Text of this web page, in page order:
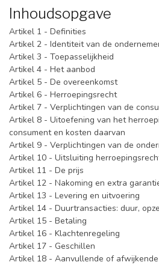
Inhoudsopgave
Artikel 1 - Definities
Artikel 2 - Identiteit van de
Artikel 3 - Toepasselijkheid
Artikel 4 - Het aanbod
Artikel 5 - De overeenkomst
Artikel 6 - Herroepingsrecht
Artikel 7 - Verplichtingen van de
Artikel 8 - Uitoefening van het
consument en kosten daarvan
Artikel 9 - Verplichtingen van de
Artikel 10 - Uitsluiting
Artikel 11 - De prijs
Artikel 12 - Nakoming en extra
Artikel 13 - Levering en uitvoering
Artikel 14 - Duurtransacties: duur,
Artikel 15 - Betaling
Artikel 16 - Klachtenregeling
Artikel 17 - Geschillen
Artikel 18 - Aanvullende of